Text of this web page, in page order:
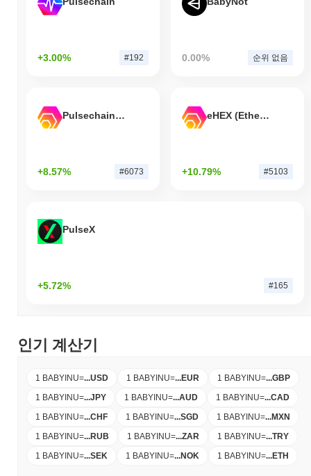
+3.00% #192 0.00% 순위 없음
Pulsechain Bridged HEX (Pulsechain)
+8.57% #6073
eHEX (Ethereum)
+10.79% #5103
PulseX
+5.72% #165
인기 계산기
1 BABYINU=...USD 1 BABYINU=...EUR 1 BABYINU=...GBP
1 BABYINU=...JPY 1 BABYINU=...AUD 1 BABYINU=...CAD
1 BABYINU=...CHF 1 BABYINU=...SGD 1 BABYINU=...MXN
1 BABYINU=...RUB 1 BABYINU=...ZAR 1 BABYINU=...TRY
1 BABYINU=...SEK 1 BABYINU=...NOK 1 BABYINU=...ETH